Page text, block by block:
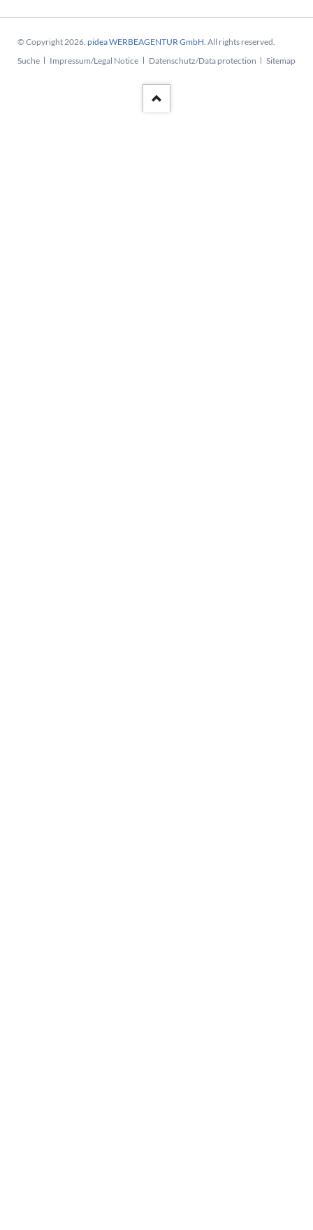
© Copyright 2026. pidea WERBEAGENTUR GmbH . All rights reserved.
Navigation
Suche Impressum/Legal Notice Datenschutz/Data protection Sitemap